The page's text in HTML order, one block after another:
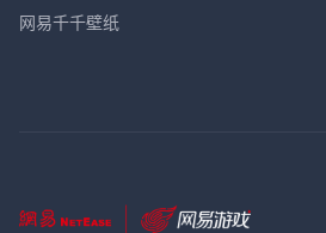
网易千千壁纸